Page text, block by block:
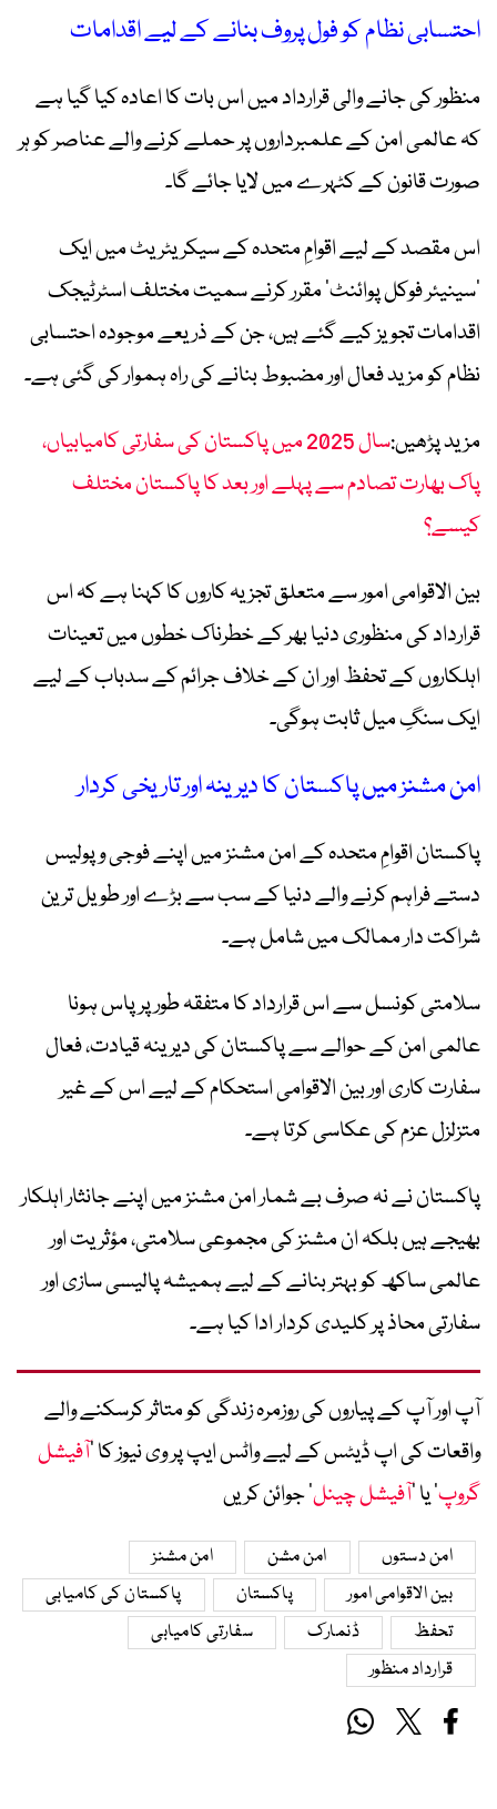
احتسابی نظام کو فول پروف بنانے کے لیے اقدامات
منظور کی جانے والی قرارداد میں اس بات کا اعادہ کیا گیا ہے
کہ عالمی امن کے علمبرداروں پر حملے کرنے والے عناصر کو ہر
صورت قانون کے کٹہرے میں لایا جائے گا۔
اس مقصد کے لیے اقوامِ متحدہ کے سیکریٹریٹ میں ایک
‘سینیئر فوکل پوائنٹ’ مقرر کرنے سمیت مختلف اسٹرٹیجک
اقدامات تجویز کیے گئے ہیں، جن کے ذریعے موجودہ احتسابی
نظام کو مزید فعال اور مضبوط بنانے کی راہ ہموار کی گئی ہے۔
مزید پڑھیں:
سال 2025 میں پاکستان کی سفارتی کامیابیاں،
پاک بھارت تصادم سے پہلے اور بعد کا پاکستان مختلف
کیسے؟
بین الاقوامی امور سے متعلق تجزیہ کاروں کا کہنا ہے کہ اس
قرارداد کی منظوری دنیا بھر کے خطرناک خطوں میں تعینات
اہلکاروں کے تحفظ اور ان کے خلاف جرائم کے سدباب کے لیے
ایک سنگِ میل ثابت ہوگی۔
امن مشنز میں پاکستان کا دیرینہ اور تاریخی کردار
پاکستان اقوامِ متحدہ کے امن مشنز میں اپنے فوجی و پولیس
دستے فراہم کرنے والے دنیا کے سب سے بڑے اور طویل ترین
شراکت دار ممالک میں شامل ہے۔
سلامتی کونسل سے اس قرارداد کا متفقہ طور پر پاس ہونا
عالمی امن کے حوالے سے پاکستان کی دیرینہ قیادت، فعال
سفارت کاری اور بین الاقوامی استحکام کے لیے اس کے غیر
متزلزل عزم کی عکاسی کرتا ہے۔
پاکستان نے نہ صرف بے شمار امن مشنز میں اپنے جانثار اہلکار
بھیجے ہیں بلکہ ان مشنز کی مجموعی سلامتی، مؤثریت اور
عالمی ساکھ کو بہتر بنانے کے لیے ہمیشہ پالیسی سازی اور
سفارتی محاذ پر کلیدی کردار ادا کیا ہے۔
آپ اور آپ کے پیاروں کی روزمرہ زندگی کو متاثر کرسکنے والے
واقعات کی اپ ڈیٹس کے لیے واٹس ایپ پر وی نیوز کا ’آفیشل
گروپ‘ یا ’آفیشل چینل‘ جوائن کریں
امن دستوں امن مشن
امن مشنز
بین الاقوامی امور
پاکستان
پاکستان کی کامیابی
تحفظ
ڈنمارک
سفارتی کامیابی
قرارداد منظور